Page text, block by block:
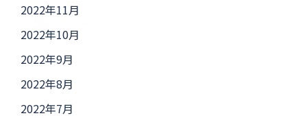
2022年11月
2022年10月
2022年9月
2022年8月
2022年7月